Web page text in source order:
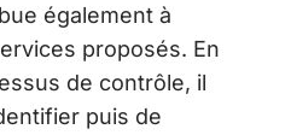
également à
proposés. En
de contrôle, il
puis de